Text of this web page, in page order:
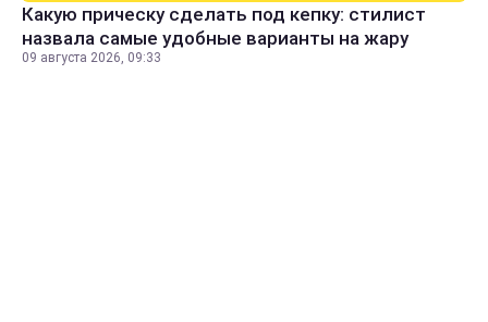
Какую прическу сделать под кепку: стилист
назвала самые удобные варианты на жару
09 августа 2026, 09:33